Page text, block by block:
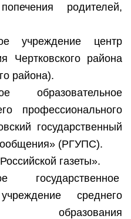
родителей,
учреждение центр
Чертковского района
района).
образовательное
профессионального
государственный
(РГУПС).
газеты».
государственное
среднего
образования